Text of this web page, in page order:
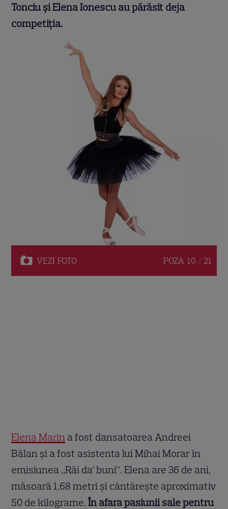
Tonciu și Elena Ionescu au părăsit deja
competiția.
VEZI FOTO POZA 10 / 21
Elena Marin a fost dansatoarea Andreei
Bălan și a fost asistenta lui Mihai Morar în
emisiunea „Răi da’ buni”. Elena are 36 de ani,
măsoară 1,68 metri și cântărește aproximativ
50 de kilograme.În afara pasiunii sale pentru